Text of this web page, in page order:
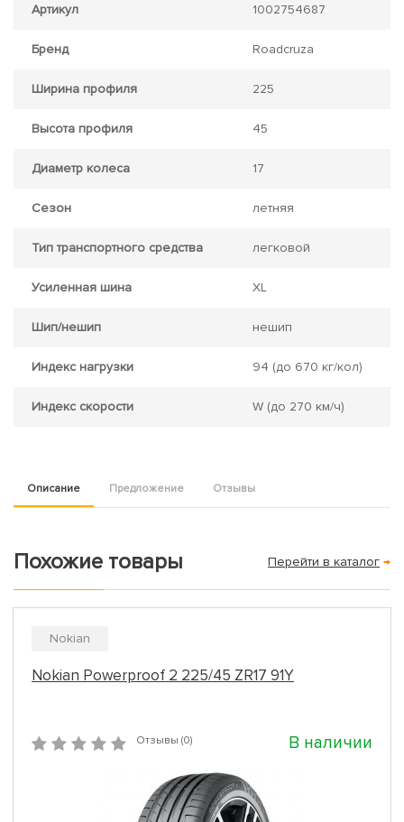
Артикул 1002754687
Бренд Roadcruza
Ширина профиля 225
Высота профиля 45
Диаметр колеса 17
Сезон летняя
Тип транспортного средства легковой
Усиленная шина XL
Шип/нешип нешип
Индекс нагрузки 94 (до 670 кг/кол)
Индекс скорости W (до 270 км/ч)
Описание Предложение Отзывы
Похожие товары Перейти в каталог →
Nokian
Nokian Powerproof 2 225/45 ZR17 91Y
Отзывы (0) В наличии